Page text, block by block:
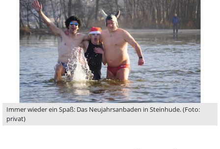
Immer wieder ein Spaß: Das Neujahrsanbaden in Steinhude. (Foto:
privat)